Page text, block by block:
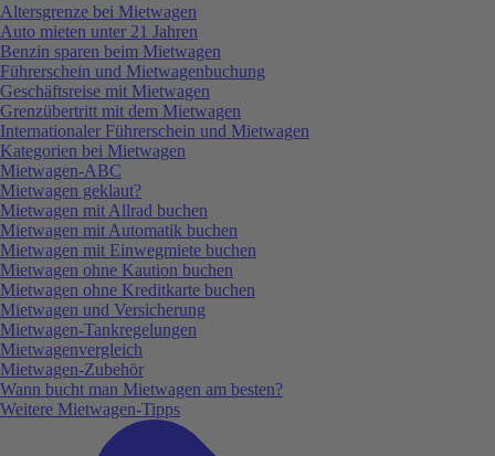
Altersgrenze bei Mietwagen
Auto mieten unter 21 Jahren
Benzin sparen beim Mietwagen
Führerschein und Mietwagenbuchung
Geschäftsreise mit Mietwagen
Grenzübertritt mit dem Mietwagen
Internationaler Führerschein und Mietwagen
Kategorien bei Mietwagen
Mietwagen-ABC
Mietwagen geklaut?
Mietwagen mit Allrad buchen
Mietwagen mit Automatik buchen
Mietwagen mit Einwegmiete buchen
Mietwagen ohne Kaution buchen
Mietwagen ohne Kreditkarte buchen
Mietwagen und Versicherung
Mietwagen-Tankregelungen
Mietwagenvergleich
Mietwagen-Zubehör
Wann bucht man Mietwagen am besten?
Weitere Mietwagen-Tipps